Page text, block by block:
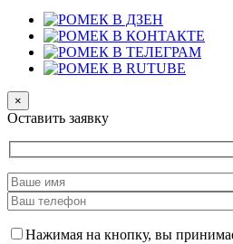
×
Оставить заявку
Нажимая на кнопку, вы